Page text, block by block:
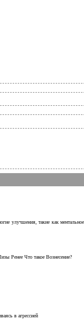
улучшения, такие как
Ренее Что такое Вознесение?
в агрессией